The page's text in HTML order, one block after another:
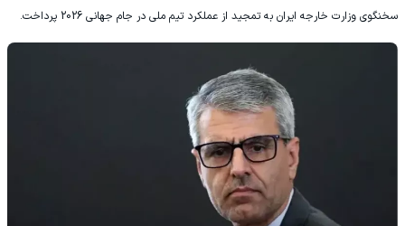
سخنگوی وزارت خارجه ایران به تمجید از عملکرد تیم ملی در جام جهانی 2026 پرداخت.